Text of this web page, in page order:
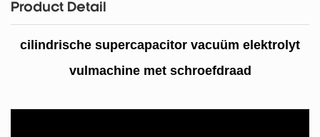
Product Detail
cilindrische supercapacitor vacuüm elektrolyt
vulmachine met schroefdraad